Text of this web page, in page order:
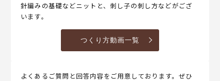
針編みの基礎などニットと、刺し子の刺し方などがござ
います。
つくり方動画一覧
よくあるご質問と回答内容をご用意しております。ぜひ